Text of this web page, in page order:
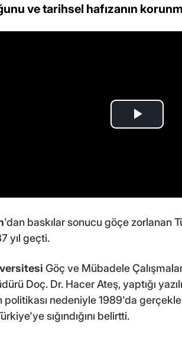
ve tarihsel hafızanın
'dan baskılar sonucu göçe zorlanan
yıl geçti.
Göç ve Mübadele
Doç. Dr. Hacer Ateş, yaptığı
politikası nedeniyle 1989'da
sığındığını belirtti.